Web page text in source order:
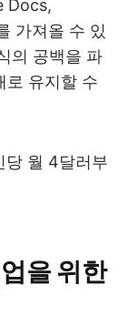
Docs,
가져올 수 있
의 공백을 파
로 유지할 수
당 월 4달러부
을 위한